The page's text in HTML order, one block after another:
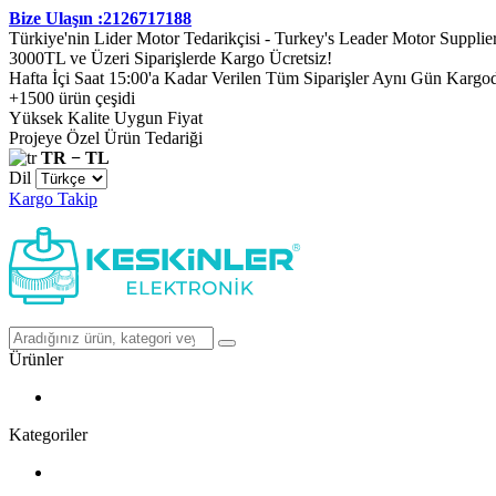
Bize Ulaşın :2126717188
Türkiye'nin Lider Motor Tedarikçisi - Turkey's Leader Motor
3000TL ve Üzeri Siparişlerde Kargo Ücretsiz!
Hafta İçi Saat 15:00'a Kadar Verilen Tüm Siparişler Aynı Gün
+1500 ürün çeşidi
Yüksek Kalite Uygun Fiyat
Projeye Özel Ürün Tedariği
TR − TL
Dil
Kargo Takip
Ürünler
Kategoriler